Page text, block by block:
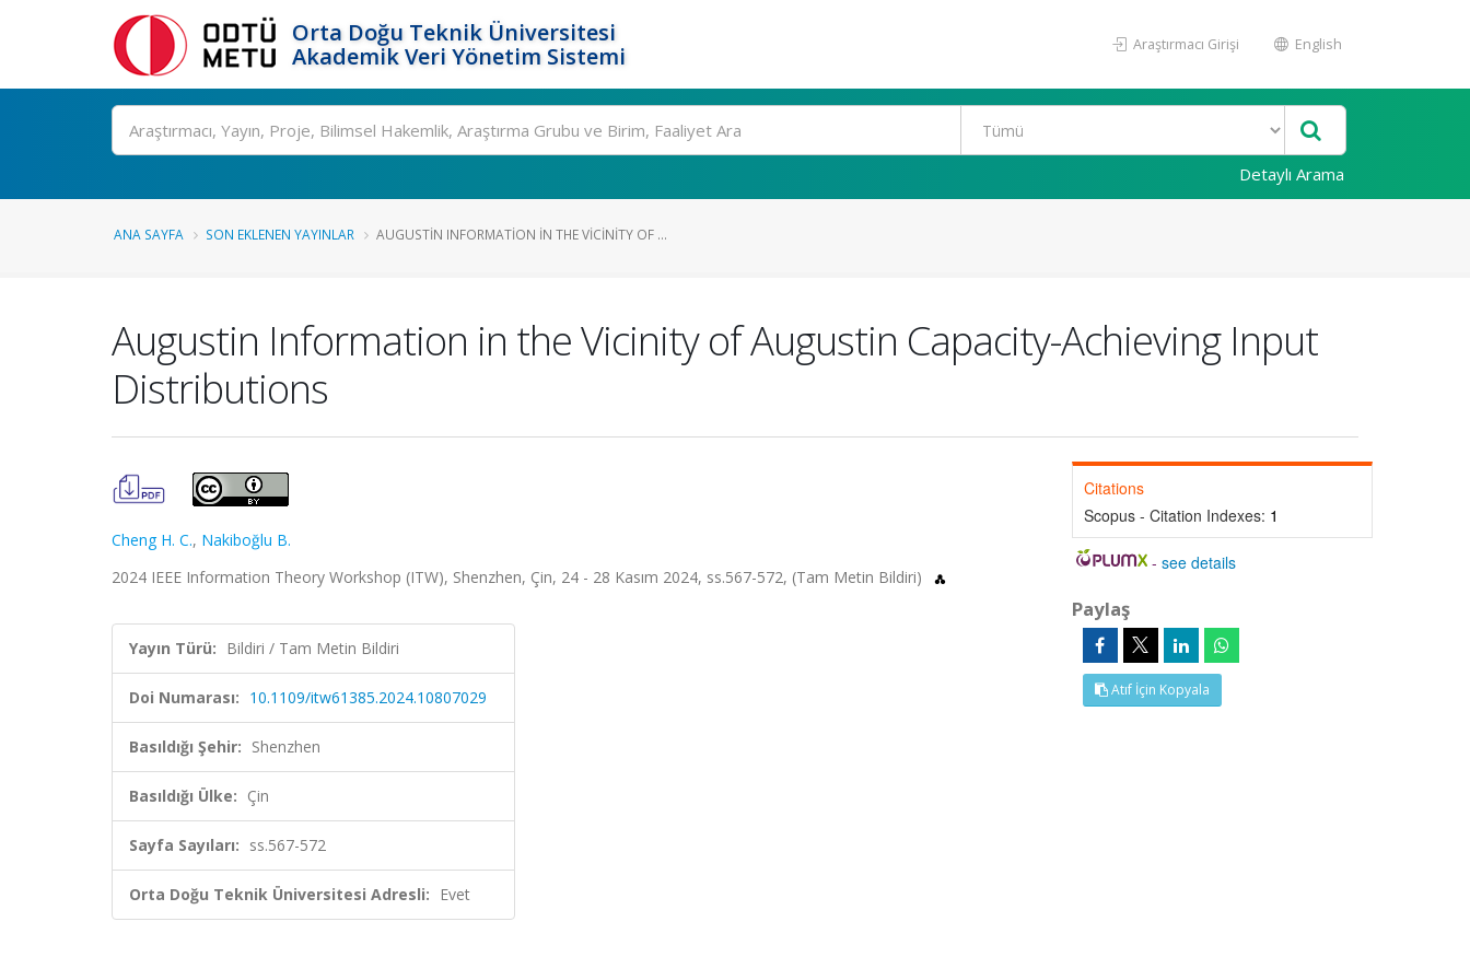
Orta Doğu Teknik Üniversitesi
Akademik Veri Yönetim Sistemi
Araştırmacı Girişi English
Ara
Detaylı Arama
ANA SAYFA SON EKLENEN YAYINLAR AUGUSTIN INFORMATION IN THE VICINITY OF ...
Augustin Information in the Vicinity of Augustin Capacity-Achieving Input
Distributions
Cheng H. C., Nakiboğlu B.
2024 IEEE Information Theory Workshop (ITW), Shenzhen, Çin, 24 - 28 Kasım 2024, ss.567-572, (Tam Metin Bildiri)
Yayın Türü: Bildiri / Tam Metin Bildiri
Doi Numarası: 10.1109/itw61385.2024.10807029
Basıldığı Şehir: Shenzhen
Basıldığı Ülke: Çin
Sayfa Sayıları: ss.567-572
Orta Doğu Teknik Üniversitesi Adresli: Evet
Citations
Scopus - Citation Indexes: 1
-see details
Paylaş
Atıf İçin Kopyala